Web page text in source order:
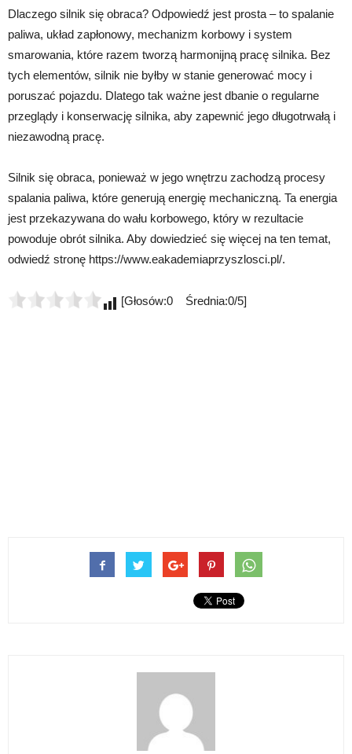
Dlaczego silnik się obraca? Odpowiedź jest prosta – to spalanie
paliwa, układ zapłonowy, mechanizm korbowy i system
smarowania, które razem tworzą harmonijną pracę silnika. Bez
tych elementów, silnik nie byłby w stanie generować mocy i
poruszać pojazdu. Dlatego tak ważne jest dbanie o regularne
przeglądy i konserwację silnika, aby zapewnić jego długotrwałą i
niezawodną pracę.
Silnik się obraca, ponieważ w jego wnętrzu zachodzą procesy
spalania paliwa, które generują energię mechaniczną. Ta energia
jest przekazywana do wału korbowego, który w rezultacie
powoduje obrót silnika. Aby dowiedzieć się więcej na ten temat,
odwiedź stronę https://www.eakademiaprzyszlosci.pl/.
[Głosów:0 Średnia:0/5]